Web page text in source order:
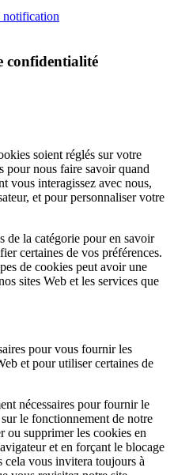
notification
confidentialité
soient réglés sur votre
pour nous faire savoir quand
vous interagissez avec nous,
et pour personnaliser votre
de la catégorie pour en savoir
certaines de vos préférences.
de cookies peut avoir une
sites Web et les services que
pour vous fournir les
et pour utiliser certaines de
nécessaires pour fournir le
le fonctionnement de notre
ou supprimer les cookies en
et en forçant le blocage
cela vous invitera toujours à